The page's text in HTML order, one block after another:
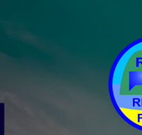
content